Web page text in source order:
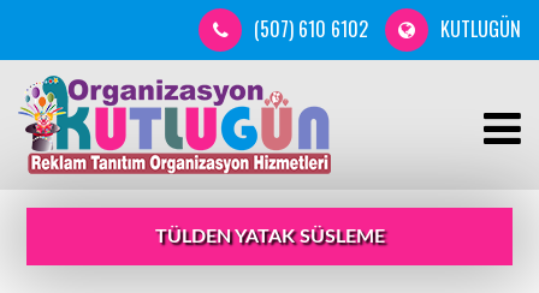
(507) 610 6102 KUTLUGÜN
TÜLDEN YATAK SÜSLEME